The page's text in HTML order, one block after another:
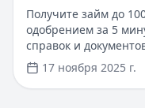
Банк без
Получите займ до
одобрением за 5
справок и
мгновенное
оптимальное
потребностей.
17 ноября 2025 г.